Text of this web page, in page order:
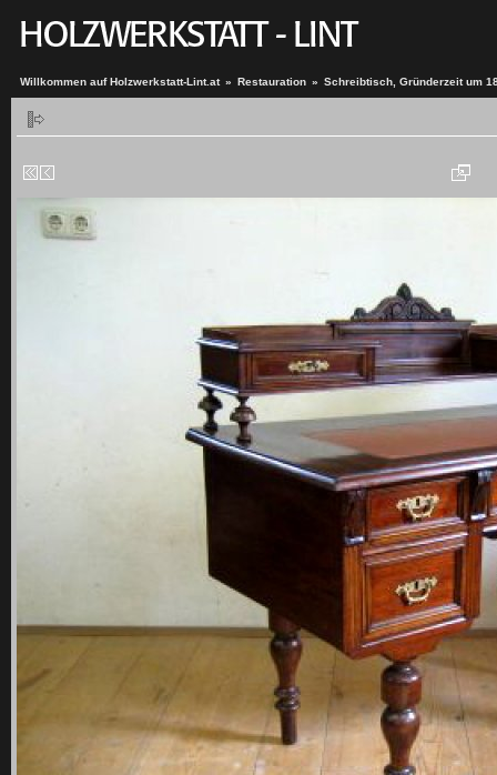
Willkommen auf Holzwerkstatt-Lint.at » Restauration » Schreibtisch, Gründerzeit um